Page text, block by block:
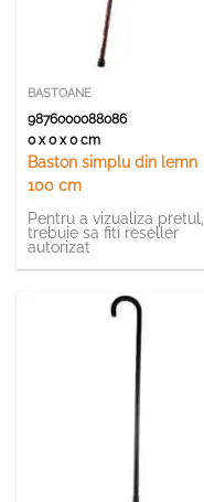
BASTOANE
9876000088086
0 x 0 x 0 cm
Baston simplu din lemn
100 cm
Pentru a vizualiza pretul,
trebuie sa fiti reseller
autorizat